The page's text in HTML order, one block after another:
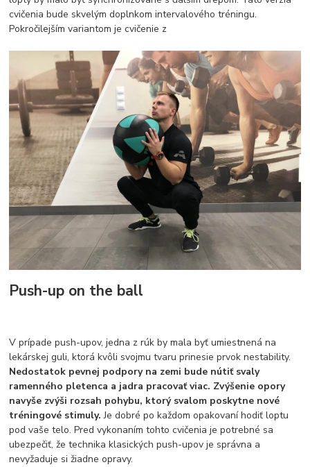
cvičenia bude skvelým doplnkom intervalového tréningu.
Pokročilejším variantom je cvičenie z
Push-up on the ball
V prípade push-upov, jedna z rúk by mala byť umiestnená na
lekárskej guli, ktorá kvôli svojmu tvaru prinesie prvok nestability.
Nedostatok pevnej podpory na zemi bude nútiť svaly
ramenného pletenca a jadra pracovať viac. Zvýšenie opory
navyše zvýši rozsah pohybu, ktorý svalom poskytne nové
tréningové stimuly.Je dobré po každom opakovaní hodiť loptu
pod vaše telo. Pred vykonaním tohto cvičenia je potrebné sa
ubezpečiť, že technika klasických push-upov je správna a
nevyžaduje si žiadne opravy.